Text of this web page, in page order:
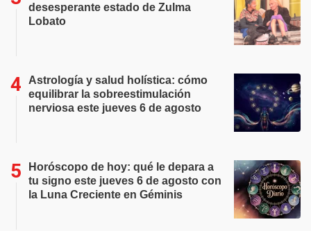
desesperante estado de Zulma
Lobato
Astrología y salud holística: cómo
equilibrar la sobreestimulación
nerviosa este jueves 6 de agosto
Horóscopo de hoy: qué le depara a
tu signo este jueves 6 de agosto con
la Luna Creciente en Géminis